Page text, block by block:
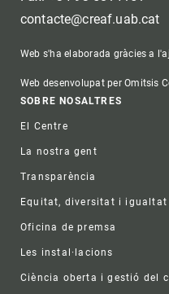
contacte@creaf.uab.cat
Web s'ha elaborada gràcies a
Web desenvolupat per Omitsis
Footer
SOBRE NOSALTRES
El Centre
La nostra gent
Transparència
Equitat, diversitat i igualtat
Oficina de premsa
Les instal·lacions
Ciència oberta i gestió del